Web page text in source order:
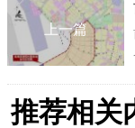
上一篇
推荐相关